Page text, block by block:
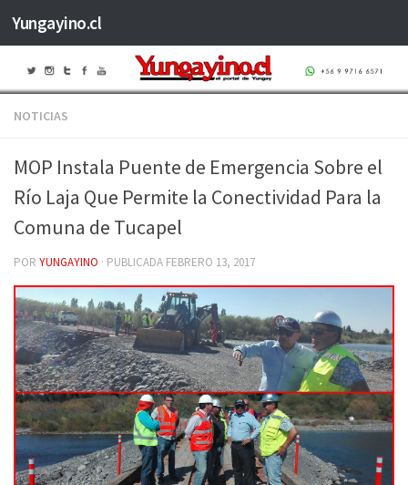
Saltar al contenido
Yungayino.cl
NOTICIAS
MOP Instala Puente de Emergencia Sobre el
Río Laja Que Permite la Conectividad Para la
Comuna de Tucapel
POR YUNGAYINO · PUBLICADA FEBRERO 13, 2017